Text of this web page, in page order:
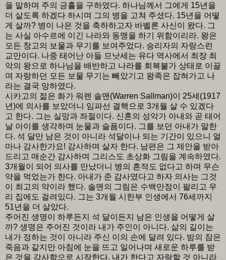
을 말하며 주의 긍휼을 구하였다. 하나님께서 그에게 15년을
더 살도록 하겠다 하시며 그의 병을 고쳐 주셨다. 15년을 어떻
게 살까? 병이 나은 것을 축하하고자 바벨론 사신이 왔다. 그
는 사실 아수르에 이긴 나라와 동맹을 하기 위함이리라. 왕은
모든 창고의 보물과 무기를 보여주었다. 승리자의 자랑스런
교만이다. 나중 태어난 아들 므낫세는 유다 역사에서 최장 최
악의 왕으로 하나님을 배반하고 나라를 회복불가 상태로 이끌
며 자랑하던 모든 보물 무기는 빼았기고 왕족은 잡혀가고 나
라는 결국 망하였다.
시카고의 젊은 화가 워렌 솔맨(Warren Sallman)이 25세(1917
년)에 의사를 보았더니 임파선 결핵으로 3개월 살 수 있겠다
고 한다. 그는 실망과 좌절이다. 신혼의 성악가 아내와 곧 태어
날 아이를 생각하며 눈물과 슬픔이다. 그를 보던 아내가 말한
다. 석 달만 남은 것이 아니라 석달이나 되는 기간이 있으니 얼
마나 감사한가요! 감사하며 살자 한다. 남편은 그 제안을 받아
드리고 매순간 감사하며 그리스도 초상화 그림을 계속하였다.
3개월이 되어 의사를 만났더니 병의 흔적도 없다고 하며 무슨
약을 먹었는가 한다. 아내가 준 감사였다고 하자 의사는 그것
이 최고의 약이라 했다. 솔맨의 그림은 수백만점이 팔리고 우
리 집에도 걸려있다. 그는 3개월 시한부 인생에서 76세까지
51년을 더 살았다.
주어진 생명이 하루든지 석 달이든지 남은 인생을 어떻게 살
까? 생명은 주어진 것이라 내가 주인이 아니다. 삶의 길이는
내가 정하는 것이 아니라 주신 이의 손에 달려 있다. 밤의 잠은
죽음과 같지만 아침에 눈을 뜨고 일어나며 새로운 하루를 받
은 것을 감사함으로 시작한다. 내가 한다고 자랑할 것 아니라